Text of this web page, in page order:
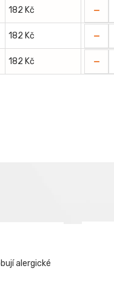
182 Kč -
182 Kč -
182 Kč -
alergické